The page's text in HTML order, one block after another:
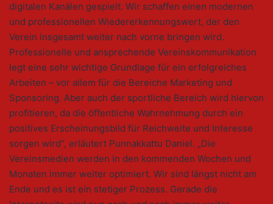
digitalen Kanälen gespielt. Wir schaffen einen modernen
und professionellen Wiedererkennungswert, der den
Verein insgesamt weiter nach vorne bringen wird.
Professionelle und ansprechende Vereinskommunikation
legt eine sehr wichtige Grundlage für ein erfolgreiches
Arbeiten – vor allem für die Bereiche Marketing und
Sponsoring. Aber auch der sportliche Bereich wird hiervon
profitieren, da die öffentliche Wahrnehmung durch ein
positives Erscheinungsbild für Reichweite und Interesse
sorgen wird“, erläutert Punnakkattu Daniel. „Die
Vereinsmedien werden in den kommenden Wochen und
Monaten immer weiter optimiert. Wir sind längst nicht am
Ende und es ist ein stetiger Prozess. Gerade die